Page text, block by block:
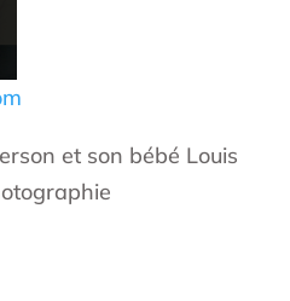
et son bébé Louis